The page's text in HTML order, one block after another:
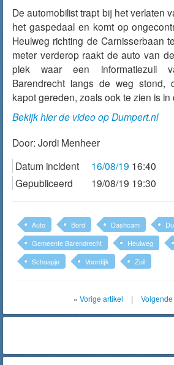
De automobilist trapt bij het verlaten
het gaspedaal en komt op
Heulweg richting de Carnisserbaan
meter verderop raakt de auto van
plek waar een informatiezuil
Barendrecht langs de weg stond,
kapot gereden, zoals ook te zien is in
Bekijk hier de video op Dumpert.nl
Door: Jordi Menheer
Datum incident
16/08/19 16:40
Gepubliceerd
19/08/19 19:30
Auto Bord Dashcam
Gemeente Barendrecht
Heulweg
Schaapje
Voordijk Zuil
« Vorige artikel |